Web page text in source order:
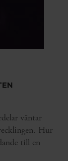
väntar
Hur
till en